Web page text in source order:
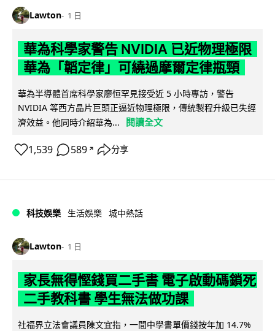
Lawton 1 日
華為科學家警告 NVIDIA 已近物理極限
華為「韜定律」可繞過摩爾定律瓶頸
華為半導體首席科學家廖恒罕見接受近 5 小時專訪，警告
NVIDIA 等西方晶片巨頭正逼近物理極限，傳統製程升級已失經
濟效益。他同時介紹華為...
閱讀全文
1,539 589 ↗ 分享
科技娛樂 生活娛樂 城中熱話
Lawton 1 日
家長無得慳錢買二手書 電子啟動碼鎖死
二手教科書 學生無法做功課
社福界立法會議員陳文宜指，一間中學書單價錢按年加 14.7%